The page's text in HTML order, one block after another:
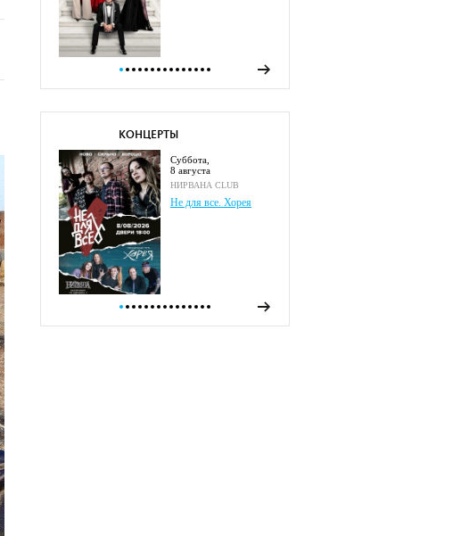
КОНЦЕРТЫ
суббота,
8 августа
НИРВАНА CLUB
Не для все. Хорея